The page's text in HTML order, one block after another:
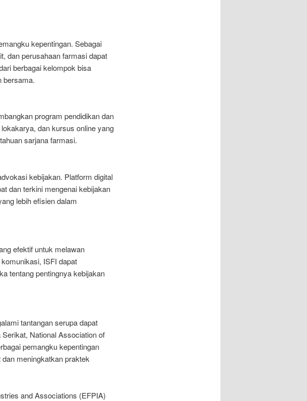
kepentingan. Sebagai
dan perusahaan farmasi dapat
berbagai kelompok bisa
bersama.
program pendidikan dan
dan kursus online yang
sarjana farmasi.
kebijakan. Platform digital
dan terkini mengenai kebijakan
lebih efisien dalam
efektif untuk melawan
ISFI dapat
tentang pentingnya kebijakan
tantangan serupa dapat
National Association of
pemangku kepentingan
meningkatkan praktek
and Associations (EFPIA)